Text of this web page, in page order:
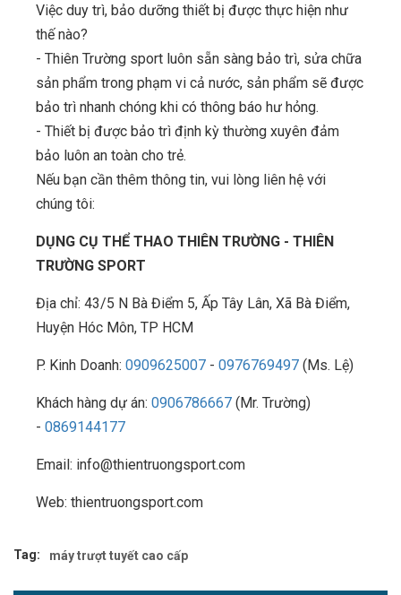
Việc duy trì, bảo dưỡng thiết bị được thực hiện như
thế nào?
- Thiên Trường sport luôn sẵn sàng bảo trì, sửa chữa
sản phẩm trong phạm vi cả nước, sản phẩm sẽ được
bảo trì nhanh chóng khi có thông báo hư hỏng.
- Thiết bị được bảo trì định kỳ thường xuyên đảm
bảo luôn an toàn cho trẻ.
Nếu bạn cần thêm thông tin, vui lòng liên hệ với
chúng tôi:
DỤNG CỤ THỂ THAO THIÊN TRƯỜNG - THIÊN
TRƯỜNG SPORT
Địa chỉ: 43/5 N Bà Điểm 5, Ấp Tây Lân, Xã Bà Điểm,
Huyện Hóc Môn, TP HCM
P. Kinh Doanh: 0909625007 - 0976769497 (Ms. Lệ)
Khách hàng dự án: 0906786667 (Mr. Trường)
- 0869144177
Email: info@thientruongsport.com
Web: thientruongsport.com
Tag: máy trượt tuyết cao cấp